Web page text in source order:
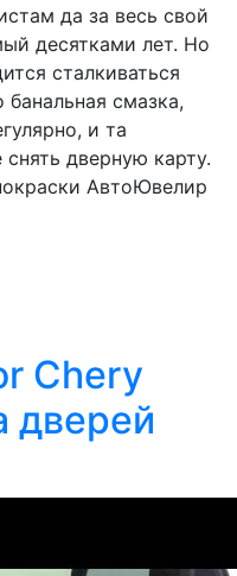
да за весь свой
десятками лет. Но
сталкиваться
смазка,
и та
дверную карту.
АвтоЮвелир
Chery
дверей